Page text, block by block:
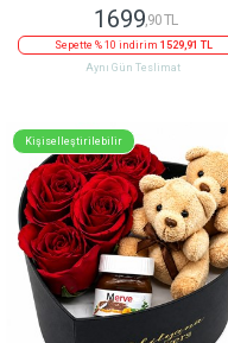
1699,90 TL
Sepette % 10 indirim 1529,91 TL
Aynı Gün Teslimat
Kişiselleştirilebilir